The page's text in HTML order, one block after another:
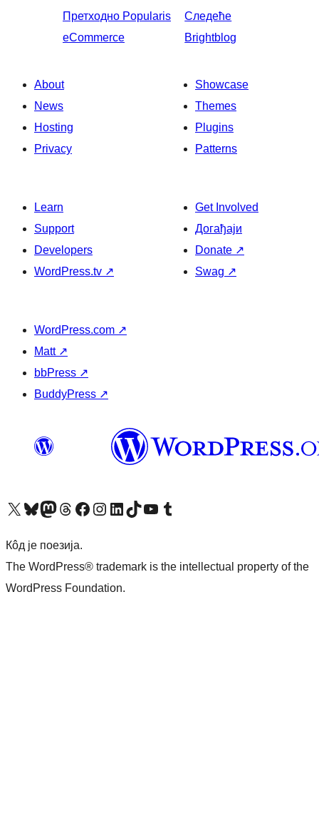
Претходно Popularis
eCommerce
Следеће
Brightblog
About
News
Hosting
Privacy
Showcase
Themes
Plugins
Patterns
Learn
Support
Developers
WordPress.tv ↗
Get Involved
Догађаји
Donate ↗
Swag ↗
WordPress.com ↗
Matt ↗
bbPress ↗
BuddyPress ↗
Visit our X (formerly Twitter) account
Посетите наш Bluesky налог
Visit our Mastodon account
Посетите наш налог на Threads-у Visit our Facebook pageПосетите наш Инстаграм налог
Visit our LinkedIn account
Посетите наш TikTok налог
Visit our YouTube channel
Посетите наш Tumblr налог
Кôд је поезија.
The WordPress® trademark is the intellectual property of the
WordPress Foundation.